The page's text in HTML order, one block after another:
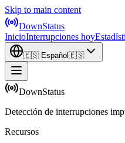
Skip to main content
DownStatus
InicioInterrupciones hoy
🇪🇸 Español 🇪🇸
DownStatus
Detección de interrupciones
Recursos